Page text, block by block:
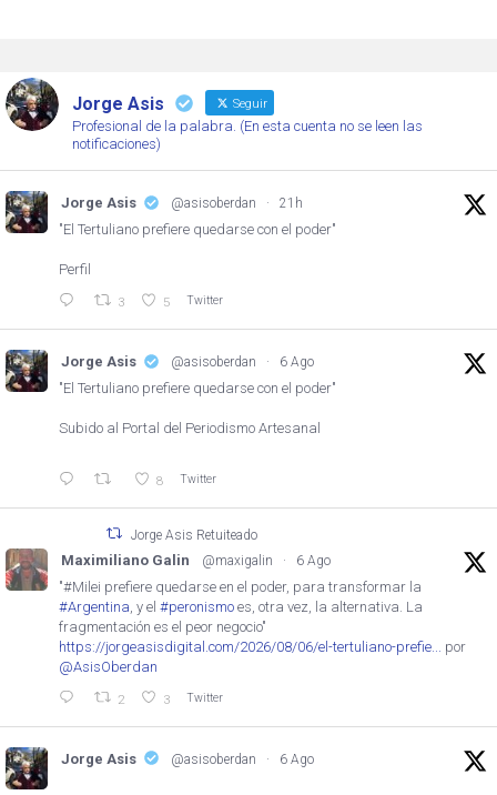
Jorge Asis Seguir
Profesional de la palabra. (En esta cuenta no se leen las
notificaciones)
Jorge Asis @asisoberdan · 21h
"El Tertuliano prefiere quedarse con el poder"
Perfil
3 5 Twitter
Jorge Asis @asisoberdan · 6 Ago
"El Tertuliano prefiere quedarse con el poder"
Subido al Portal del Periodismo Artesanal
8 Twitter
Jorge Asis Retuiteado
Maximiliano Galin @maxigalin · 6 Ago
"#Milei prefiere quedarse en el poder, para transformar la
#Argentina , y el #peronismo es, otra vez, la alternativa. La
fragmentación es el peor negocio"
https://jorgeasisdigital.com/2026/08/06/el-tertuliano-prefie...
por
@AsisOberdan
2 3 Twitter
Jorge Asis @asisoberdan · 6 Ago